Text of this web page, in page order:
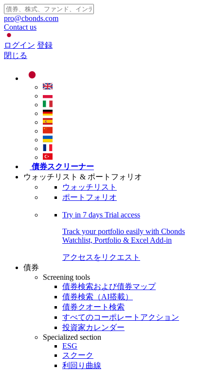
pro@cbonds.com
Contact us
ログイン 登録
閉じる
債券スクリーナー
ウォッチリスト & ポートフォリオ
ウォッチリスト
ポートフォリオ
Try in 7 days Trial access
Track your portfolio easily with Cbonds
Watchlist, Portfolio & Excel Add-in
アクセスをリクエスト
債券
Screening tools
債券検索および債券マップ
債券検索（AI搭載）
債券クオート検索
すべてのコーポレートアクション
投資家カレンダー
Specialized section
ESG
スクーク
利回り曲線